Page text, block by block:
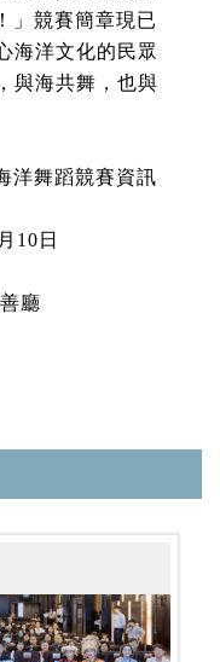
」競賽簡章現已
海洋文化的民眾
與海共舞，也與
洋舞蹈競賽資訊
10日
廳